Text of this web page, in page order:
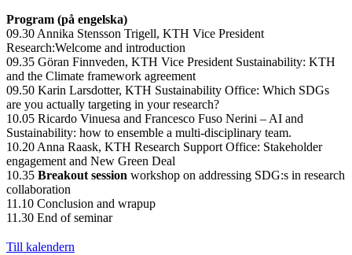
Program (på engelska)
09.30 Annika Stensson Trigell, KTH Vice President
Research:Welcome and introduction
09.35 Göran Finnveden, KTH Vice President Sustainability: KTH
and the Climate framework agreement
09.50 Karin Larsdotter, KTH Sustainability Office: Which SDGs
are you actually targeting in your research?
10.05 Ricardo Vinuesa and Francesco Fuso Nerini – AI and
Sustainability: how to ensemble a multi-disciplinary team.
10.20 Anna Raask, KTH Research Support Office: Stakeholder
engagement and New Green Deal
10.35 Breakout session workshop on addressing SDG:s in research
collaboration
11.10 Conclusion and wrapup
11.30 End of seminar
Till kalendern